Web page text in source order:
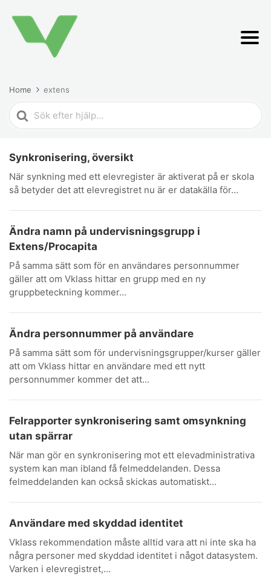
Home extens
Search
For
Synkronisering, översikt
När synkning med ett elevregister är aktiverat på er skola
så betyder det att elevregistret nu är er datakälla för...
Ändra namn på undervisningsgrupp i
Extens/Procapita
På samma sätt som för en användares personnummer
gäller att om Vklass hittar en grupp med en ny
gruppbeteckning kommer...
Ändra personnummer på användare
På samma sätt som för undervisningsgrupper/kurser gäller
att om Vklass hittar en användare med ett nytt
personnummer kommer det att...
Felrapporter synkronisering samt omsynkning
utan spärrar
När man gör en synkronisering mot ett elevadministrativa
system kan man ibland få felmeddelanden. Dessa
felmeddelanden kan också skickas automatiskt...
Användare med skyddad identitet
Vklass rekommendation måste alltid vara att ni inte ska ha
några personer med skyddad identitet i något datasystem.
Varken i elevregistret,...